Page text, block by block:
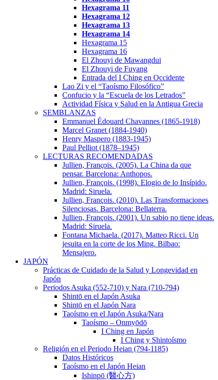
Hexagrama 11
Hexagrama 12
Hexagrama 13
Hexagrama 14
Hexagrama 15
Hexagrama 16
El Zhouyi de Mawangdui
El Zhouyi de Fuyang
Entrada del I Ching en Occidente
Lao Zi y el “Taoísmo Filosófico”
Confucio y la “Escuela de los Letrados”
Actividad Física y Salud en la Antigua Grecia
SEMBLANZAS
Emmanuel Édouard Chavannes (1865-1918)
Marcel Granet (1884-1940)
Henry Maspero (1883-1945)
Paul Pelliot (1878–1945)
LECTURAS RECOMENDADAS
Jullien, Franςois. (2005). La China da que
pensar. Barcelona: Anthopos.
Jullien, François. (1998). Elogio de lo Insípido.
Madrid: Siruela.
Jullien, François. (2010). Las Transformaciones
Silenciosas. Barcelona: Bellaterra.
Jullien, François. (2001). Un sabio no tiene ideas.
Madrid: Siruela.
Fontana Michaela. (2017). Matteo Ricci. Un
jesuita en la corte de los Ming. Bilbao:
Mensajero.
JAPÓN
Prácticas de Cuidado de la Salud y Longevidad en
Japón
Periodos Asuka (552-710) y Nara (710-794)
Shintō en el Japón Asuka
Shintō en el Japón Nara
Taoísmo en el Japón Asuka/Nara
Taoísmo – Onmyōdō
I Ching en Japón
I Ching y Shintoísmo
Religión en el Periodo Heian (794-1185)
Datos Históricos
Taoísmo en el Japón Heian
Ishinpō (醫心方)